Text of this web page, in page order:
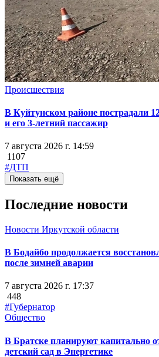
Происшествия
В Куйтунском районе пострадали
и его 3-летний пассажир
7 августа 2026 г. 14:59
1107
#ДТП
Показать ещё
Последние новости
Новости Иркутской области
В Бодайбо продолжается
после зимней аварии
7 августа 2026 г. 17:37
448
#Губернатор
Общество
В Братске планируют капитально
детский сад в Энергетике